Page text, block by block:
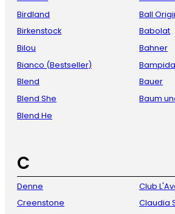
Birdland
Birkenstock
Bilou
Bianco (Bestseller)
Blend
Blend She
Blend He
Ball
Babolat
Bahner
Bauer
Baum
C
Denne
Creenstone
Club
Claudia